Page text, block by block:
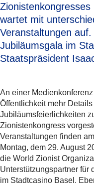
wartet mit
Veranstaltungen
Jubiläumsgala im
Staatspräsident
An einer
Öffentlichkeit mehr
Jubiläumsfeierlichkeiten
Zionistenkongress
Veranstaltungen finden
Montag, dem 29. August
die World Zionist
Unterstützungspartner für
im Stadtcasino Basel.